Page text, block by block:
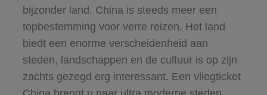
bijzonder land. China is steeds meer een
topbestemming voor verre reizen. Het land
biedt een enorme verscheidenheid aan
steden, landschappen en de cultuur is op zijn
zachts gezegd erg interessant. Een vliegticket